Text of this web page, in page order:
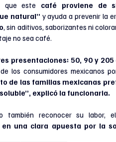
que este café proviene de
natural” y ayuda a prevenir la
, sin aditivos, saborizantes ni
no sea café.
presentaciones: 50, 90 y
los consumidores mexicanos
de las familias mexicanas
explicó la funcionaria.
una clara apuesta por la